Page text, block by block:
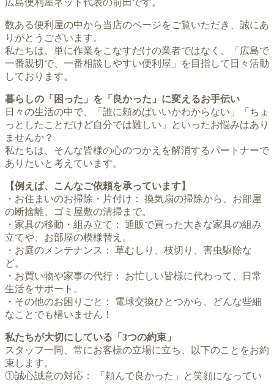
数ある便利屋の中から当店のページをご覧いただき、誠にあ
りがとうございます。
私たちは、単に作業をこなすだけの業者ではなく、「広島で
一番親切で、一番相談しやすい便利屋」を目指して日々活動
しております。
暮らしの「困った」を「良かった」に変えるお手伝い
日々の生活の中で、「誰に頼めばいいかわからない」「ちょ
っとしたことだけど自分では難しい」といったお悩みはあり
ませんか？
私たちは、そんな皆様の心のつかえを解消するパートナーで
ありたいと考えています。
【例えば、こんなご依頼を承っています】
・お住まいのお掃除・片付け： 換気扇の掃除から、お部屋
の断捨離、ゴミ屋敷の清掃まで。
・家具の移動・組み立て： 通販で買った大きな家具の組み
立てや、お部屋の模様替え。
・お庭のメンテナンス： 草むしり、枝切り、害虫駆除な
ど。
・お買い物や家事の代行： お忙しい皆様に代わって、日常
生活をサポート。
・その他のお困りごと： 電球交換ひとつから、どんな些細
なことでも構いません！
私たちが大切にしている「3つの約束」
スタッフ一同、常にお客様の立場に立ち、以下のことをお約
束します。
①誠心誠意の対応： 「頼んで良かった」と笑顔になってい